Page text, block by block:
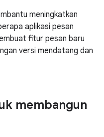
meningkatkan
aplikasi pesan
fitur pesan baru
versi mendatang dan
membangun